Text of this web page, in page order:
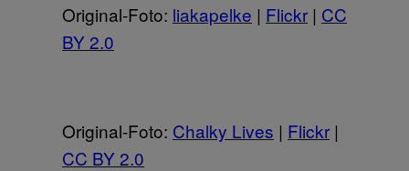
Original-Foto: liakapelke | Flickr | CC
BY 2.0
Original-Foto: Chalky Lives | Flickr |
CC BY 2.0